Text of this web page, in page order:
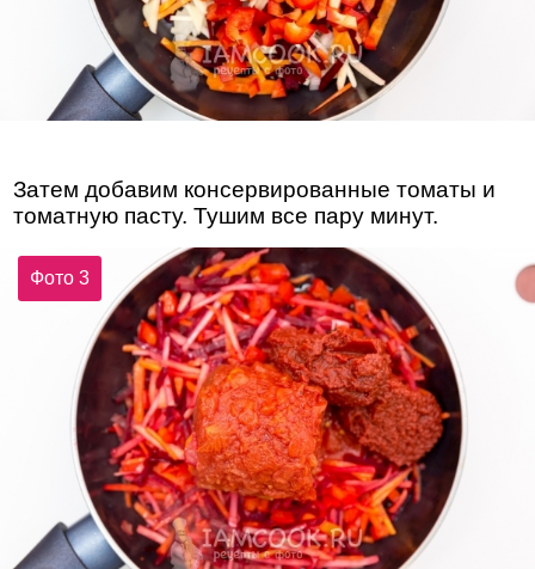
Затем добавим консервированные томаты и
томатную пасту. Тушим все пару минут.
Фото 3